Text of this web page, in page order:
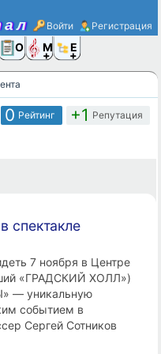
Войти Регистрация
Ещё
+1 Репутация
0 Рейтинг
спектакле
7 ноября в Центре
«ГРАДСКИЙ ХОЛЛ»)
— уникальную
событием в
Сергей Сотников
Габриэля Гарсиа